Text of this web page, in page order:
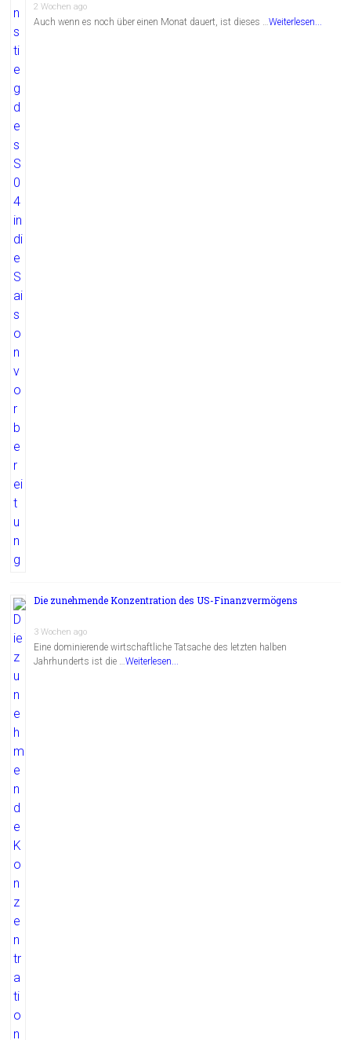
2 Wochen ago
Auch wenn es noch über einen Monat dauert, ist dieses …Weiterlesen...
Die zunehmende Konzentration des US-Finanzvermögens
3 Wochen ago
Eine dominierende wirtschaftliche Tatsache des letzten halben
Jahrhunderts ist die …Weiterlesen...